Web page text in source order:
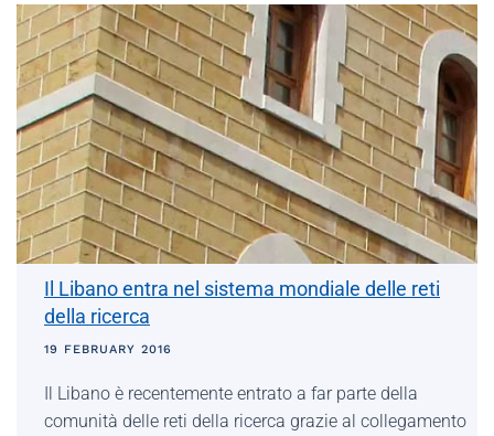
Il Libano entra nel sistema mondiale delle reti
della ricerca
19 FEBRUARY 2016
Il Libano è recentemente entrato a far parte della
comunità delle reti della ricerca grazie al collegamento